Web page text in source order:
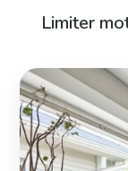
Limiter